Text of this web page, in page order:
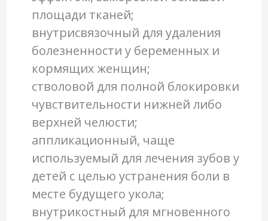
площади тканей;
внутрисвязочный для удаления
болезненности у беременных и
кормящих женщин;
стволовой для полной блокировки
чувствительности нижней либо
верхней челюсти;
аппликационный, чаще
используемый для лечения зубов у
детей с целью устранения боли в
месте будущего укола;
внутрикостный для мгновенного